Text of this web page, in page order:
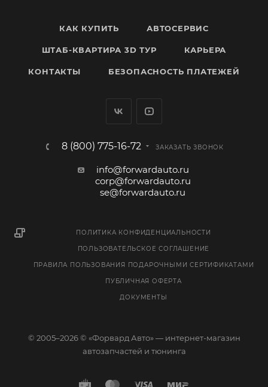
КАК КУПИТЬ АВТОСЕРВИС
ШТАБ-КВАРТИРА 3D ТУР КАРЬЕРА
КОНТАКТЫ БЕЗОПАСНОСТЬ ПЛАТЕЖЕЙ
8 (800) 775-16-72 ЗАКАЗАТЬ ЗВОНОК
info@forwardauto.ru
corp@forwardauto.ru
se@forwardauto.ru
ПОЛИТИКА КОНФИДЕНЦИАЛЬНОСТИ
ПОЛЬЗОВАТЕЛЬСКОЕ СОГЛАШЕНИЕ
ПРАВИЛА ПОЛЬЗОВАНИЯ ПОДАРОЧНЫМИ СЕРТИФИКАТАМИ
ПУБЛИЧНАЯ ОФЕРТА
ДОКУМЕНТЫ
© 2005–2026 © «Форвард Авто» — интернет-магазин
автозапчастей и тюнинга